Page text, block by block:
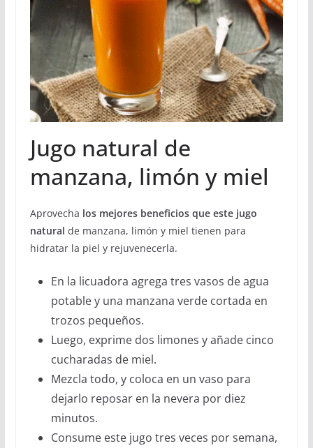
Jugo natural de
manzana, limón y miel
Aprovecha los mejores beneficios que este jugo
natural de manzana, limón y miel tienen para
hidratar la piel y rejuvenecerla.
En la licuadora agrega tres vasos de agua
potable y una manzana verde cortada en
trozos pequeños.
Luego, exprime dos limones y añade cinco
cucharadas de miel.
Mezcla todo, y coloca en un vaso para
dejarlo reposar en la nevera por diez
minutos.
Consume este jugo tres veces por semana,